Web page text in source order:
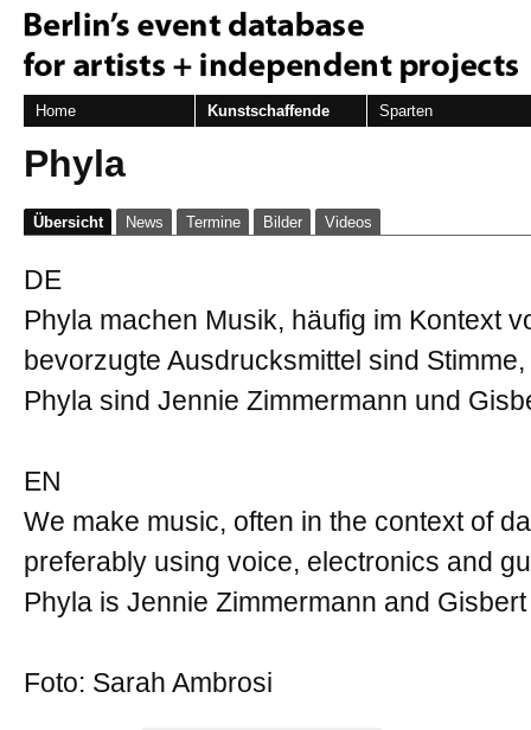
Home Kunstschaffende Sparten
Phyla
Übersicht News Termine Bilder Videos
DE
Phyla machen Musik, häufig im Kontext
bevorzugte Ausdrucksmittel sind
Phyla sind Jennie Zimmermann und
EN
We make music, often in the context of
preferably using voice, electronics and
Phyla is Jennie Zimmermann and
Foto: Sarah Ambrosi